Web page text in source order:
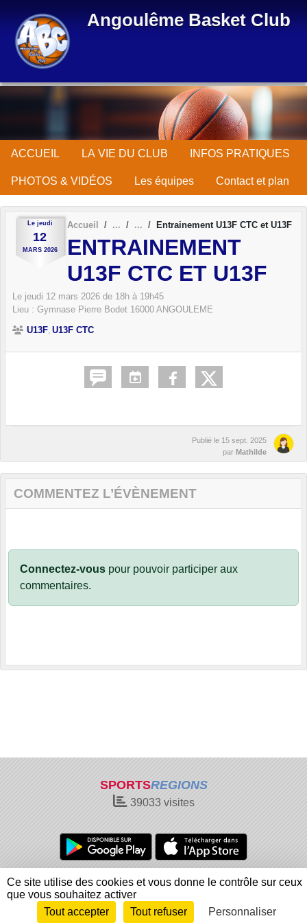
Angoulême Basket Club
ACCUEIL LA VIE DU CLUB INFOS PRATIQUES
PHOTOS & VIDÉOS Les équipes Contact et plan
Le jeudi
12
MARS 2026
Accueil Entrainement U13F CTC et U13F
ENTRAINEMENT
U13F CTC ET U13F
Le jeudi 12 mars 2026 de 18h à 19h45
Lieu : Gymnase Pierre Bodet 16000 ANGOULEME
U13F U13F CTC
Publié le 15 sept. 2025
par Mathilde
COMMENTEZ L’ÉVÈNEMENT
Connectez-vous pour pouvoir participer aux
commentaires.
SPORTSREGIONS
39033visites
Charte cookies
Gestion des cookies
Informations légales
Signaler un contenu inapproprié
Envie de participer ?
Connexion
Ce site utilise des cookies et vous donne le contrôle sur ceux
que vous souhaitez activer
Tout accepter
Tout refuser Personnaliser